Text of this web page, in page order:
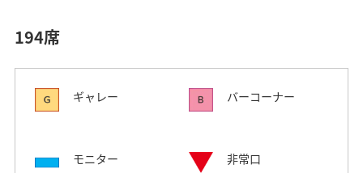
194席
ギャレー バーコーナー
モニター 非常口